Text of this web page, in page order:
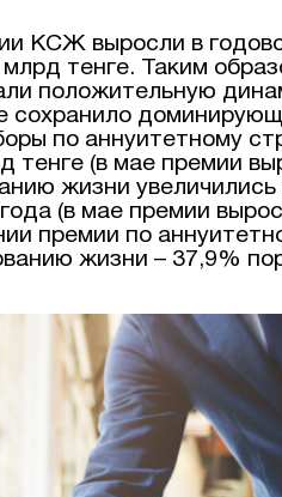
КСЖ выросли в
тенге. Таким
положительную
сохранило
по аннуитетному
тенге (в мае премии
жизни
(в мае премии
премии по
жизни – 37,9%